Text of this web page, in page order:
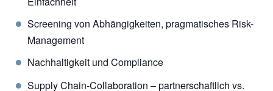
Screening von Abhängigkeiten, pragmatisches Risk-
Management
Nachhaltigkeit und Compliance
Supply Chain-Collaboration – partnerschaftlich vs.